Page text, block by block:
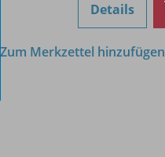
Details
Zum Merkzettel hinzufügen